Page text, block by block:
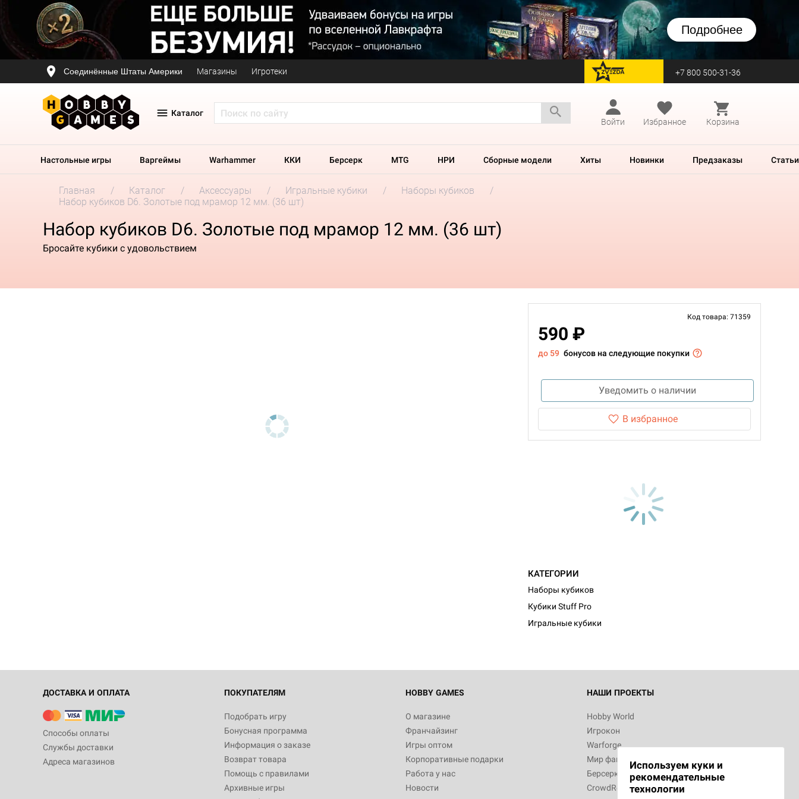
Подробнее
Соединённые Штаты Америки Магазины Игротеки перейти на Zvezda +7 800 500-31-36
Каталог
Войти
Избранное Корзина
Настольные игры Варгеймы Warhammer ККИ Берсерк MTG НРИ Сборные модели Хиты Новинки Предзаказы Статьи
Главная Каталог Аксессуары Игральные кубики
Наборы кубиков
Набор кубиков D6. Золотые под мрамор 12 мм. (36 шт)
Набор кубиков D6. Золотые под мрамор 12 мм. (36 шт)
Бросайте кубики с удовольствием
Код товара: 71359
590 ₽
до 59 бонусов на следующие покупки
Уведомить о наличии
В избранное
КАТЕГОРИИ
Наборы кубиков
Кубики Stuff Pro
Игральные кубики
ДОСТАВКА И ОПЛАТА
Способы оплаты
Службы доставки
Адреса магазинов
ПОКУПАТЕЛЯМ
Подобрать игру
Бонусная программа
Информация о заказе
Возврат товара
Помощь с правилами
Архивные игры
HOBBY GAMES
О магазине
Франчайзинг
Игры оптом
Корпоративные подарки
Работа у нас
Новости
НАШИ ПРОЕКТЫ
Hobby World
Игрокон
Warforge
Мир фантастики
Берсерк
CrowdRepublic
Используем куки и
рекомендательные
технологии